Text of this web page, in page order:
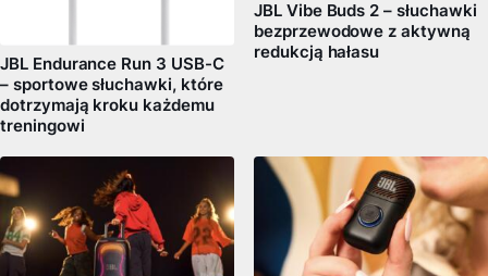
JBL Endurance Run 3 USB-C
– sportowe słuchawki, które
dotrzymają kroku każdemu
treningowi
JBL Vibe Buds 2 – słuchawki
bezprzewodowe z aktywną
redukcją hałasu